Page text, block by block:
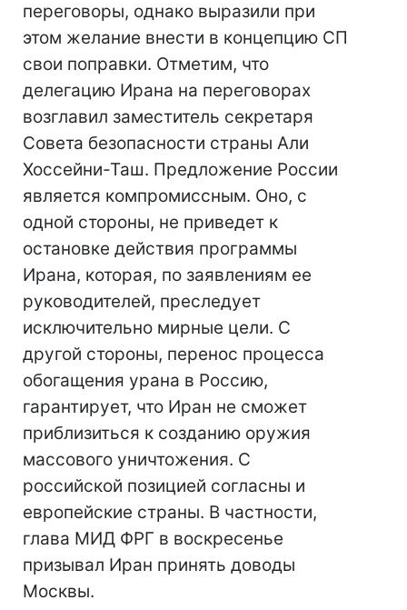
переговоры, однако выразили при
этом желание внести в концепцию СП
свои поправки. Отметим, что
делегацию Ирана на переговорах
возглавил заместитель секретаря
Совета безопасности страны Али
Хоссейни-Таш. Предложение России
является компромиссным. Оно, с
одной стороны, не приведет к
остановке действия программы
Ирана, которая, по заявлениям ее
руководителей, преследует
исключительно мирные цели. С
другой стороны, перенос процесса
обогащения урана в Россию,
гарантирует, что Иран не сможет
приблизиться к созданию оружия
массового уничтожения. С
российской позицией согласны и
европейские страны. В частности,
глава МИД ФРГ в воскресенье
призывал Иран принять доводы
Москвы.